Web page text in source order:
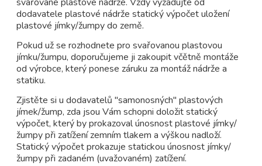
dodavatele plastové nádrže statický výpočet uložení
plastové jímky/žumpy do země.
Pokud už se rozhodnete pro svařovanou plastovou
jímku/žumpu, doporučujeme ji zakoupit včětně montáže
od výrobce, který ponese záruku za montáž nádrže a
statiku.
Zjistěte si u dodavatelů "samonosných" plastových
jímek/žump, zda jsou Vám schopni doložit statický
výpočet, který by prokazoval únosnost plastové jímky/
žumpy při zatížení zemním tlakem a výškou nadloží.
Statický výpočet prokazuje statickou únosnost jímky/
žumpy při zadaném (uvažovaném) zatížení.